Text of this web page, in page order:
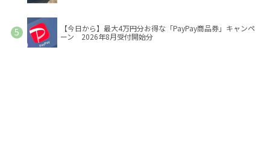
【今日から】最大4万円分お得な「PayPay商品券」キャンペ
ーン 2026年8月受付開始分